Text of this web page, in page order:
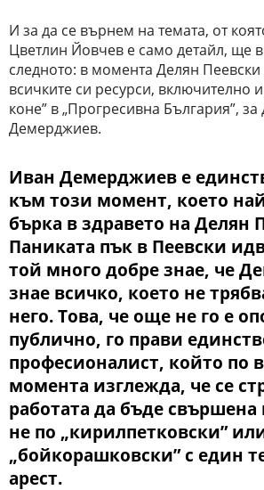
И за да се върнем на темата, от
Цветлин Йовчев е само детайл, ще
следното: в момента Делян Пеевски
всичките си ресурси, включително
коне” в „Прогресивна България”,
Демерджиев.
Иван Демерджиев е
към този момент, което
бърка в здравето на Делян
Паниката пък в Пеевски
той много добре знае, че
знае всичко, което не
него. Това, че още не го е
публично, го прави
професионалист, който по
момента изглежда, че се
работата да бъде свършена
не по „кирилпетковски”
„бойкорашковски” с един
арест.